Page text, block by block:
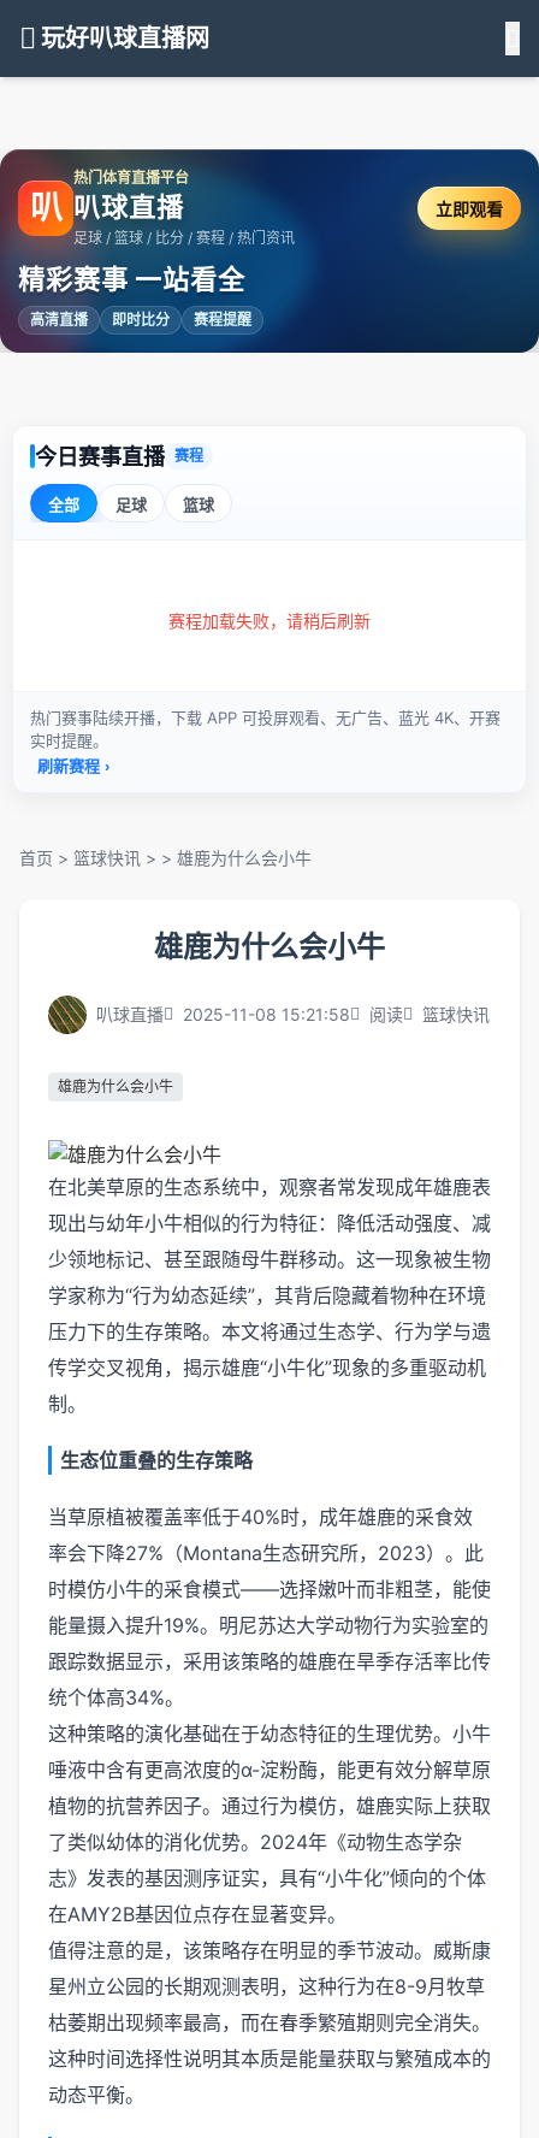
玩好叭球直播网
叭
热门体育直播平台
叭球直播
足球 / 篮球 / 比分 / 赛程 / 热门资讯
精彩赛事 一站看全
高清直播 即时比分 赛程提醒
立即观看
首页 > 篮球快讯 > > 雄鹿为什么会小牛
雄鹿为什么会小牛
叭球直播 2025-11-08 15:21:58 阅读 篮球快讯
雄鹿为什么会小牛
在北美草原的生态系统中，观察者常发现成年雄鹿表
现出与幼年小牛相似的行为特征：降低活动强度、减
少领地标记、甚至跟随母牛群移动。这一现象被生物
学家称为“行为幼态延续”，其背后隐藏着物种在环境
压力下的生存策略。本文将通过生态学、行为学与遗
传学交叉视角，揭示雄鹿“小牛化”现象的多重驱动机
制。
生态位重叠的生存策略
当草原植被覆盖率低于40%时，成年雄鹿的采食效
率会下降27%（Montana生态研究所，2023）。此
时模仿小牛的采食模式——选择嫩叶而非粗茎，能使
能量摄入提升19%。明尼苏达大学动物行为实验室的
跟踪数据显示，采用该策略的雄鹿在旱季存活率比传
统个体高34%。
这种策略的演化基础在于幼态特征的生理优势。小牛
唾液中含有更高浓度的α-淀粉酶，能更有效分解草原
植物的抗营养因子。通过行为模仿，雄鹿实际上获取
了类似幼体的消化优势。2024年《动物生态学杂
志》发表的基因测序证实，具有“小牛化”倾向的个体
在AMY2B基因位点存在显著变异。
值得注意的是，该策略存在明显的季节波动。威斯康
星州立公园的长期观测表明，这种行为在8-9月牧草
枯萎期出现频率最高，而在春季繁殖期则完全消失。
这种时间选择性说明其本质是能量获取与繁殖成本的
动态平衡。